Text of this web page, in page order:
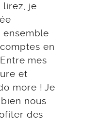
lirez, je
ensemble
en
mes
et
more ! Je
nous
des